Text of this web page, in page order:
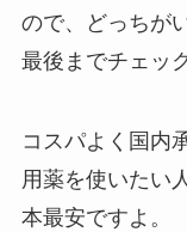
ので、どっちが
最後までチェッ
コスパよく国内
用薬を使いたい
本最安ですよ。